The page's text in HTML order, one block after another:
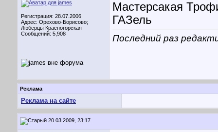
Регистрация: 28.07.2006
Адрес: Орехово-Борисово;
Люберцы Красногорская
Сообщений: 5,908
Мастерсакая
ГАЗель
Последний раз
Реклама
Реклама на сайте
20.03.2009, 23:17